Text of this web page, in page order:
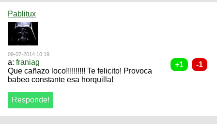
Pablitux
09-07-2014 10:19
a: franiag
Que cañazo loco!!!!!!!!!! Te felicito! Provoca
babeo constante esa horquilla!